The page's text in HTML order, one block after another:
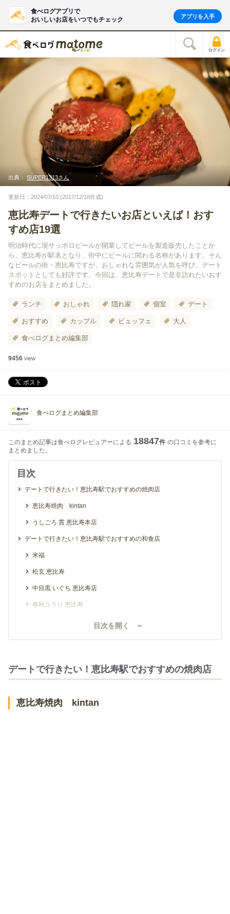
食べログアプリで
おいしいお店をいつでもチェック
アプリを入手
ログイン
出典： SUPER1313さん
更新日：2024/07/10 (2017/12/18作成)
恵比寿デートで行きたいお店といえば！おす
すめ店19選
明治時代に現サッポロビールが開業してビールを製造販売したことか
ら、恵比寿が駅名となり、街中にビールに関わる名称があります。そん
なビールの街・恵比寿ですが、おしゃれな雰囲気が人気を呼び、デート
スポットとしても好評です。今回は、恵比寿デートで是非訪れたいおす
すめのお店をまとめました。
ランチ おしゃれ 隠れ家 個室 デート
おすすめ カップル ビュッフェ 大人
食べログまとめ編集部
9456 view
食べログまとめ編集部
このまとめ記事は食べログレビュアーによる 18847件 の口コミを参考に
まとめました。
目次
デートで行きたい！恵比寿駅でおすすめの焼肉店
恵比寿焼肉 kintan
うしごろ 貫 恵比寿本店
デートで行きたい！恵比寿駅でおすすめの和食店
米福
松玄 恵比寿
中目黒 いぐち 恵比寿店
春秋ユラリ 恵比寿
デートで行きたい！恵比寿駅でおすすめのフレンチのお店
TOOTH TOOTH TOKYO
パルテノペ 恵比寿店
目次を開く
デートで行きたい！恵比寿駅でおすすめの焼肉店
恵比寿焼肉 kintan